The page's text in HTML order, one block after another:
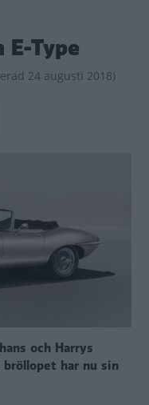
Type
24 augusti 2018)
och Harrys
har nu sin